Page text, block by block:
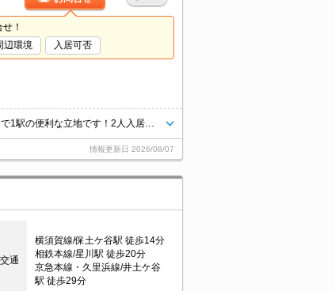
！
辺環境 入居可否
情報更新日 2026/08/07
交通
横須賀線/保土ケ谷駅 徒歩14分
相鉄本線/星川駅 徒歩20分
京急本線・久里浜線/井土ケ谷
駅 徒歩29分